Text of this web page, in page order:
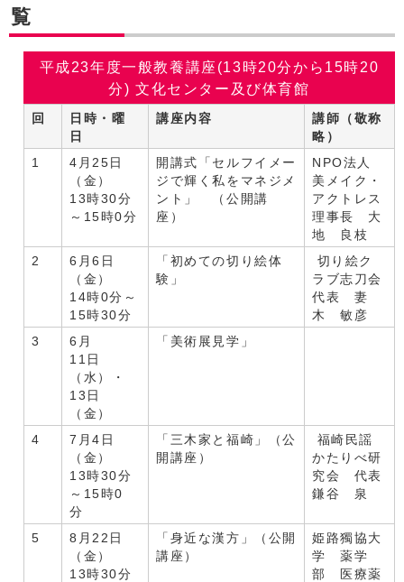
覧
平成23年度一般教養講座(13時20分から15時20
分) 文化センター及び体育館
回
日時・曜
日
講座内容
講師（敬称
略）
1
4月25日
（金）
13時30分
～15時0分
開講式「セルフイメー
ジで輝く私をマネジメ
ント」 （公開講
座）
NPO法人
美メイク・
アクトレス
理事長 大
地 良枝
2
6月6日
（金）
14時0分～
15時30分
「初めての切り絵体
験」
切り絵ク
ラブ志刀会
代表 妻
木 敏彦
3
6月
11日
（水）・
13日
（金）
「美術展見学」
4
7月4日
（金）
13時30分
～15時0
分
「三木家と福崎」（公
開講座）
福崎民謡
かたりべ研
究会 代表
鎌谷 泉
5
8月22日
（金）
13時30分
「身近な漢方」（公開
講座）
姫路獨協大
学 薬学
部 医療薬